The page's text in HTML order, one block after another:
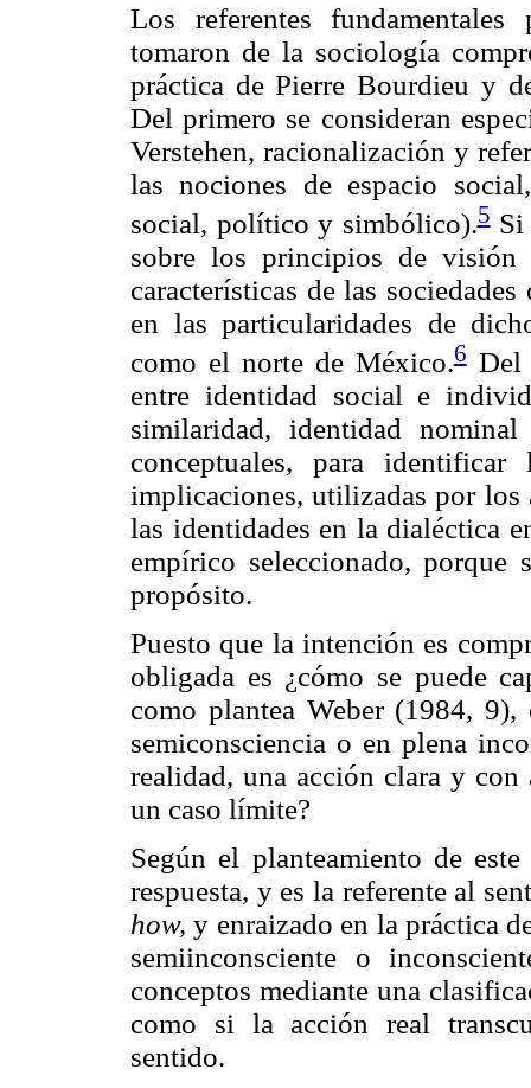
Los referentes
tomaron de la sociología
práctica de Pierre Bourdieu y
Del primero se consideran
Verstehen, racionalización y
las nociones de espacio
social, político y simbólico).5Si
sobre los principios de visión
características de las
en las particularidades de
como el norte de México.6Del
entre identidad social e
similaridad, identidad
conceptuales, para
implicaciones, utilizadas por los
las identidades en la dialéctica
empírico seleccionado, porque
propósito.
Puesto que la intención es
obligada es ¿cómo se puede
como plantea Weber (1984,
semiconsciencia o en plena
realidad, una acción clara y
un caso límite?
Según el planteamiento de
respuesta, y es la referente al
how, y enraizado en la práctica
semiinconsciente o
conceptos mediante una
como si la acción real
sentido.